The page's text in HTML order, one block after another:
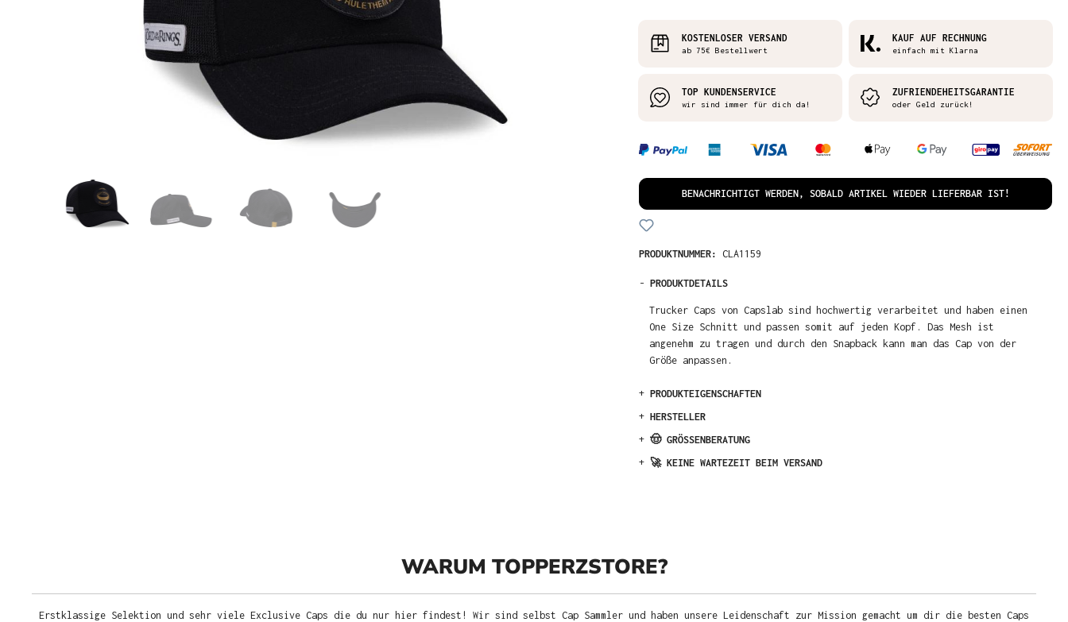
KOSTENLOSER VERSAND
ab 75€ Bestellwert
KAUF AUF RECHNUNG
einfach mit Klarna
TOP KUNDENSERVICE
wir sind immer für dich da!
ZUFRIENDEHEITSGARANTIE
oder Geld zurück!
BENACHRICHTIGT WERDEN, SOBALD ARTIKEL WIEDER LIEFERBAR IST!
PRODUKTNUMMER: CLA1159
- PRODUKTDETAILS
Trucker Caps von Capslab sind hochwertig verarbeitet und haben einen
One Size Schnitt und passen somit auf jeden Kopf. Das Mesh ist
angenehm zu tragen und durch den Snapback kann man das Cap von der
Größe anpassen.
+ PRODUKTEIGENSCHAFTEN
+ HERSTELLER
+ 🤠 GRÖSSENBERATUNG
+ 🚀 KEINE WARTEZEIT BEIM VERSAND
WARUM TOPPERZSTORE?
Erstklassige Selektion und sehr viele Exclusive Caps die du nur hier findest! Wir sind selbst Cap Sammler und haben unsere Leidenschaft zur Mission gemacht um dir die besten Caps